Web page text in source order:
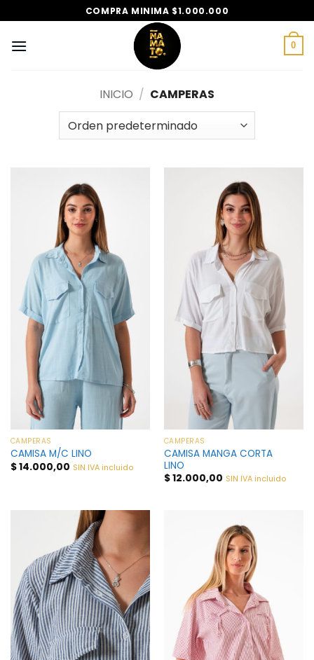
al
contenido
COMPRA MINIMA $1.000.000
0
INICIO / CAMPERAS
CAMPERAS
CAMISA M/C LINO
$14.000,00 SIN IVA incluido
CAMPERAS
CAMISA MANGA CORTA
LINO
$12.000,00 SIN IVA incluido